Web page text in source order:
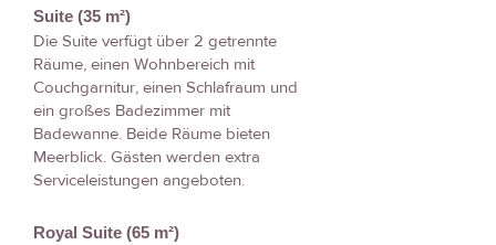
Suite (35 m²)
Die Suite verfügt über 2 getrennte
Räume, einen Wohnbereich mit
Couchgarnitur, einen Schlafraum und
ein großes Badezimmer mit
Badewanne. Beide Räume bieten
Meerblick. Gästen werden extra
Serviceleistungen angeboten.
Royal Suite (65 m²)